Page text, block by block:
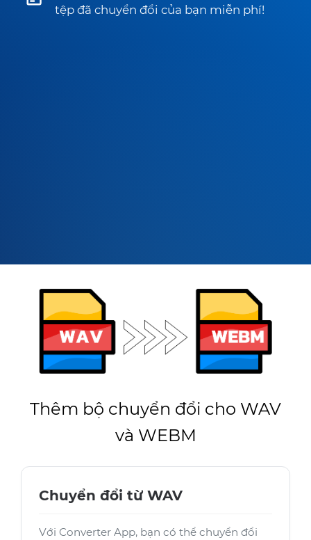
tệp đã chuyển đổi của bạn miễn phí!
Thêm bộ chuyển đổi cho WAV
và WEBM
Chuyển đổi từ WAV
Với Converter App, bạn có thể chuyển đổi